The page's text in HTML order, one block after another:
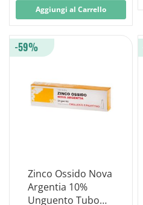
Aggiungi al Carrello
Zinco Ossido Nova
Argentia 10%
Unguento Tubo
-59%